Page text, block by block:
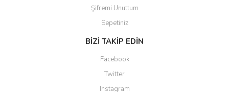
Şifremi Unuttum
Sepetiniz
BİZİ TAKİP EDİN
Facebook
Twitter
Instagram